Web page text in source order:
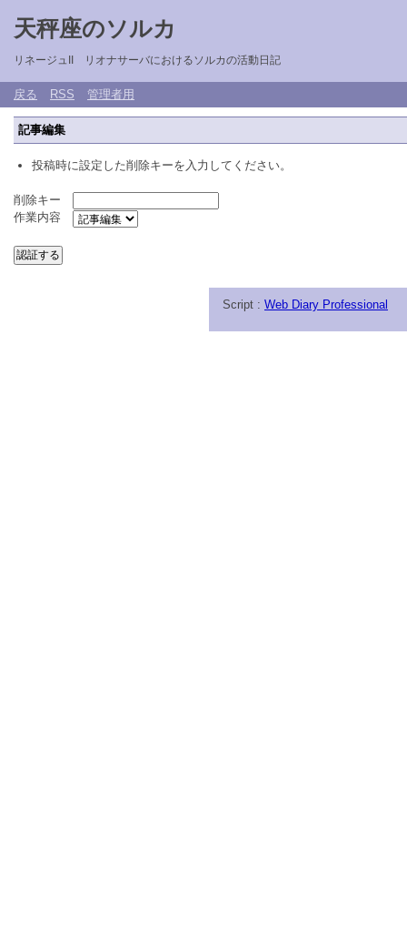
天秤座のソルカ
リネージュII リオナサーバにおけるソルカの活動日記
戻る RSS 管理者用
記事編集
投稿時に設定した削除キーを入力してください。
削除キー
作業内容
Script : Web Diary Professional